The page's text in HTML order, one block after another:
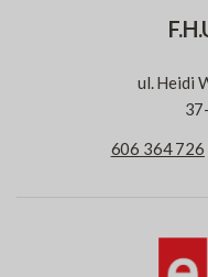
ul. Heidi
606 364 726